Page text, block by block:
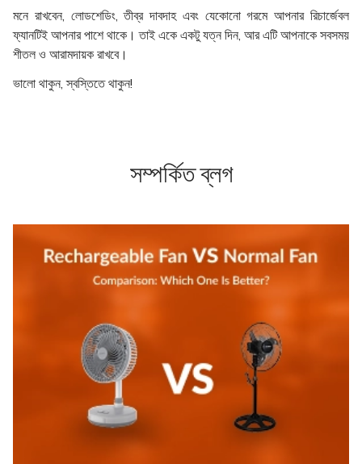
মনে রাখবেন, লোডশেডিং, তীব্র দাবদাহ এবং যেকোনো গরমে আপনার রিচার্জেবল
ফ্যানটিই আপনার পাশে থাকে। তাই একে একটু যত্ন দিন, আর এটি আপনাকে সবসময়
শীতল ও আরামদায়ক রাখবে।
ভালো থাকুন, স্বস্তিতে থাকুন!
সম্পর্কিত ব্লগ